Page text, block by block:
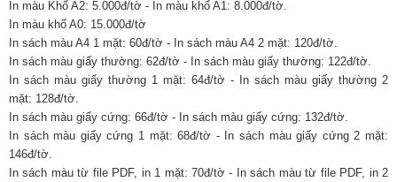
In màu Khổ A2: 5.000đ/tờ - In màu khổ A1: 8.000đ/tờ.
In màu khổ A0: 15.000đ/tờ
In sách màu A4 1 mặt: 60đ/tờ - In sách màu A4 2 mặt: 120đ/tờ.
In sách màu giấy thường: 62đ/tờ - In sách màu giấy thường: 122đ/tờ.
In sách màu giấy thường 1 mặt: 64đ/tờ - In sách màu giấy thường 2
mặt: 128đ/tờ.
In sách màu giấy cứng: 66đ/tờ - In sách màu giấy cứng: 132đ/tờ.
In sách màu giấy cứng 1 mặt: 68đ/tờ - In sách màu giấy cứng 2 mặt:
146đ/tờ.
In sách màu từ file PDF, in 1 mặt: 70đ/tờ - In sách màu từ file PDF, in 2